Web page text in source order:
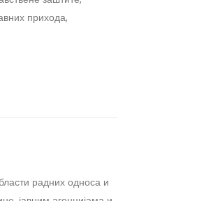
прихода,
радних односа и